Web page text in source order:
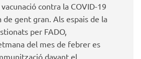
contra la COVID-19
de gent gran. Als espais de la
per FADO,
del mes de febrer es
davant el